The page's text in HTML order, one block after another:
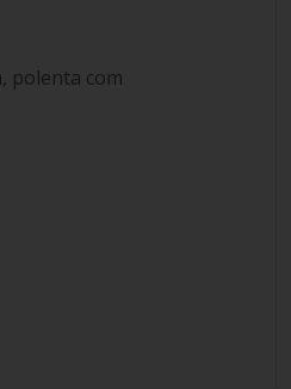
polenta com